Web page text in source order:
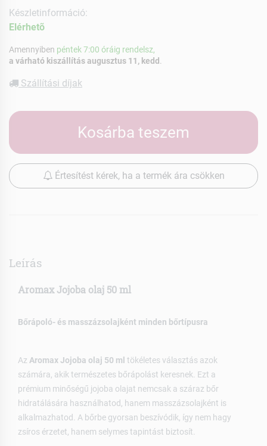
Készletinformáció:
Elérhetõ
Amennyiben péntek 7:00 óráig rendelsz,
a várható kiszállítás augusztus 11, kedd
Szállítási díjak
Kosárba teszem
Értesítést kérek, ha a termék ára csökken
Leírás
Aromax Jojoba olaj 50 ml
Bőrápoló- és masszázsolajként minden bőrtípusra
Az Aromax Jojoba olaj 50 ml tökéletes választás azok
számára, akik természetes bőrápolást keresnek. Ezt a
prémium minőségű jojoba olajat nemcsak a száraz bőr
hidratálására használhatod, hanem masszázsolajként is
alkalmazhatod. A bőrbe gyorsan beszívódik, így nem hagy
zsíros érzetet, hanem selymes tapintást biztosít.